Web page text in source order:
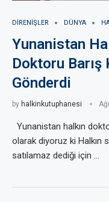
DIRENIŞLER DÜNYA
Yunanistan
Doktoru Barış
Gönderdi
by halkinkutuphanesi
Yunanistan halkın
olarak diyoruz ki Halkın
satılamaz dediği için …